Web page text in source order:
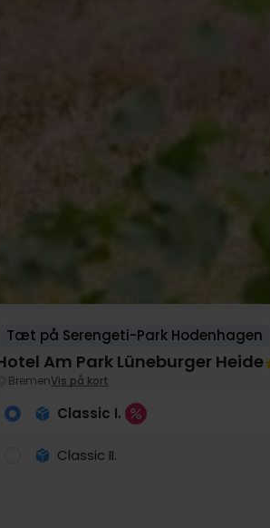
Tæt på Serengeti-Park Hodenhagen
Am Park Lüneburger Heide
BremenVis på kort
Classic I.
Classic II.